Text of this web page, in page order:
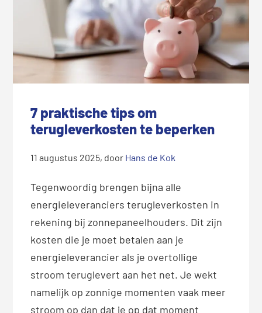
7 praktische tips om
terugleverkosten te beperken
11 augustus 2025, door Hans de Kok
Tegenwoordig brengen bijna alle
energieleveranciers terugleverkosten in
rekening bij zonnepaneelhouders. Dit zijn
kosten die je moet betalen aan je
energieleverancier als je overtollige
stroom teruglevert aan het net. Je wekt
namelijk op zonnige momenten vaak meer
stroom op dan dat je op dat moment